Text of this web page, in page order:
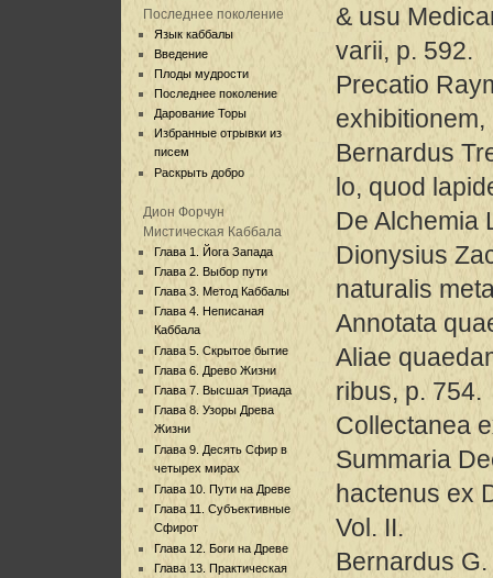
Последнее поколение
Язык каббалы
Введение
Плоды мудрости
Последнее поколение
Дарование Торы
Избранные отрывки из
писем
Раскрыть добро
Дион Форчун
Мистическая Каббала
Глава 1. Йога Запада
Глава 2. Выбор пути
Глава 3. Метод Каббалы
Глава 4. Неписаная
Каббала
Глава 5. Скрытое бытие
Глава 6. Древо Жизни
Глава 7. Высшая Триада
Глава 8. Узоры Древа
Жизни
Глава 9. Десять Сфир в
четырех мирах
Глава 10. Пути на Древе
Глава 11. Субъективные
Сфирот
Глава 12. Боги на Древе
Глава 13. Практическая
& usu
varii, p. 592.
Precatio
exhibitionem,
Bernardus
lo, quod
De Alchemia
Dionysius
naturalis
Annotata
Aliae
ribus, p. 754.
Collectanea
Summaria
hactenus ex
Vol. II.
Bernardus